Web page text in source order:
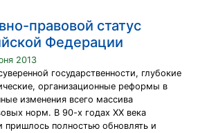
правовой статус
Федерации
2013
государственности, глубокие
организационные реформы в
изменения всего массива
норм. В 90-х годах ХХ века
пришлось полностью обновлять и